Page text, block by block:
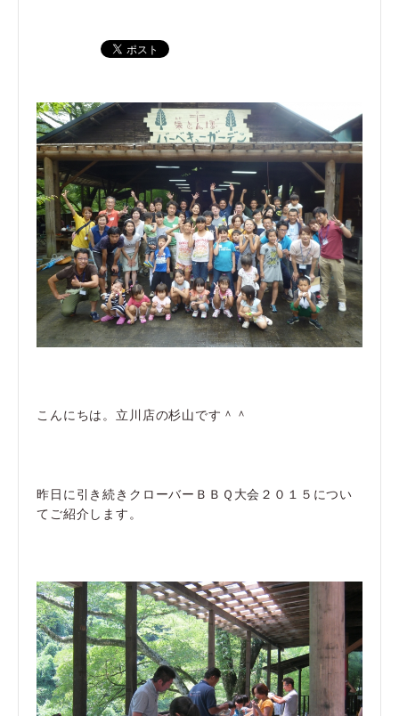
こんにちは。立川店の杉山です＾＾
昨日に引き続きクローバーＢＢＱ大会２０１５につい
てご紹介します。